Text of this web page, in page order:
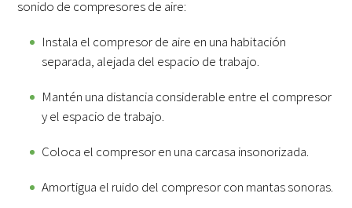
sonido de compresores de aire:
Instala el compresor de aire en una habitación
separada, alejada del espacio de trabajo.
Mantén una distancia considerable entre el compresor
y el espacio de trabajo.
Coloca el compresor en una carcasa insonorizada.
Amortigua el ruido del compresor con mantas sonoras.